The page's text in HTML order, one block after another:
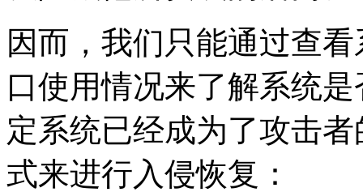
因而，我们只能通过查
口使用情况来了解系统
定系统已经成为了攻击
式来进行入侵恢复：